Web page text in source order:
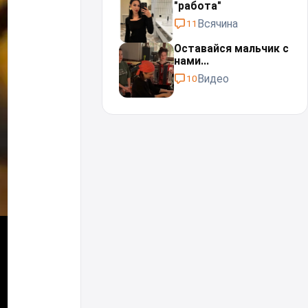
"работа"⁠⁠
11 Всячина
Оставайся мальчик с
нами...⁠⁠
10Видео